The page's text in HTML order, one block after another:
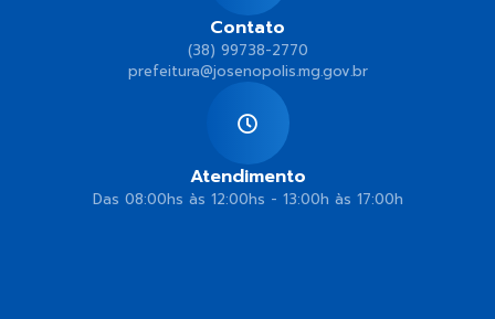
Contato
(38) 99738-2770
prefeitura@josenopolis.mg.gov.br
Atendimento
Das 08:00hs às 12:00hs - 13:00h às 17:00h